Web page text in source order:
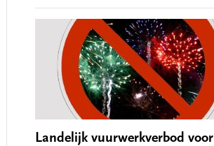
Landelijk vuurwerkverbod voor